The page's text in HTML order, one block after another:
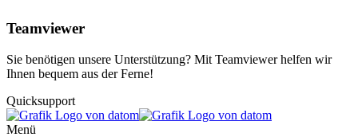
Teamviewer
Sie benötigen unsere Unterstützung? Mit Teamviewer helfen wir
Ihnen bequem aus der Ferne!
Quicksupport
Menü